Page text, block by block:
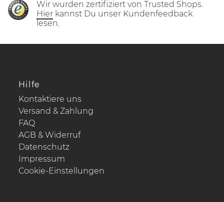
Wir wurden zertifiziert von Trusted Shops.
Hier kannst Du unser Kundenfeedback
lesen.
Hilfe
Kontaktiere uns
Versand & Zahlung
FAQ
AGB & Widerruf
Datenschutz
Impressum
Cookie-Einstellungen